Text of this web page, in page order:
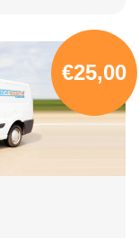
€25,00